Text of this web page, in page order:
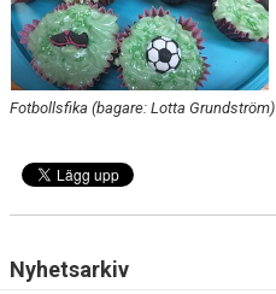
MÅNADSBREV
Fotbollsfika (bagare: Lotta Grundström)
Nyhetsarkiv